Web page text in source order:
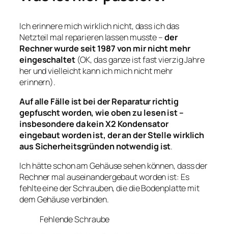
Ich erinnere mich wirklich nicht, dass ich das
Netzteil mal reparieren lassen musste –der
Rechner wurde seit 1987 von mir nicht mehr
eingeschaltet(OK, das ganze ist fast vierzig Jahre
her und vielleicht kann ich mich nicht mehr
erinnern).
Auf alle Fälle ist bei der Reparatur richtig
gepfuscht worden, wie oben zu lesen ist –
insbesondere da kein X2 Kondensator
eingebaut worden ist, der an der Stelle wirklich
aus Sicherheitsgründen notwendig ist.
Ich hätte schon am Gehäuse sehen können, dass der
Rechner mal auseinandergebaut worden ist: Es
fehlte eine der Schrauben, die die Bodenplatte mit
dem Gehäuse verbinden.
Fehlende Schraube